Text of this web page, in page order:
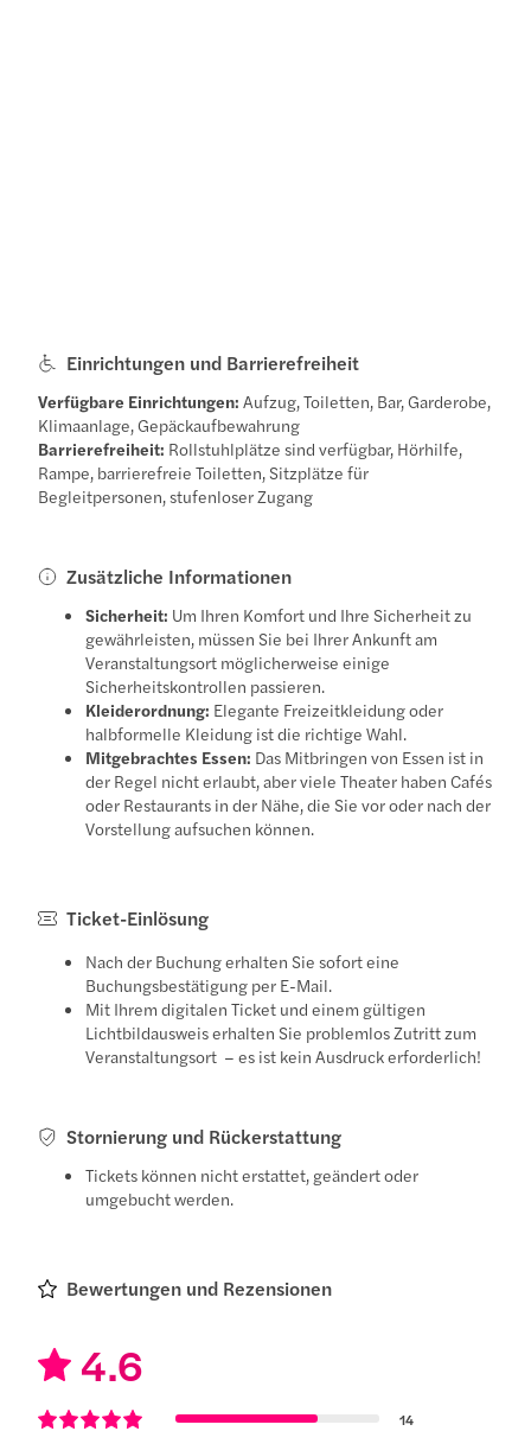
Einrichtungen und Barrierefreiheit
Verfügbare Einrichtungen: Aufzug, Toiletten, Bar, Garderobe,
Klimaanlage, Gepäckaufbewahrung
Barrierefreiheit: Rollstuhlplätze sind verfügbar, Hörhilfe,
Rampe, barrierefreie Toiletten, Sitzplätze für
Begleitpersonen, stufenloser Zugang
Zusätzliche Informationen
Sicherheit: Um Ihren Komfort und Ihre Sicherheit zu
gewährleisten, müssen Sie bei Ihrer Ankunft am
Veranstaltungsort möglicherweise einige
Sicherheitskontrollen passieren.
Kleiderordnung: Elegante Freizeitkleidung oder
halbformelle Kleidung ist die richtige Wahl.
Mitgebrachtes Essen: Das Mitbringen von Essen ist in
der Regel nicht erlaubt, aber viele Theater haben Cafés
oder Restaurants in der Nähe, die Sie vor oder nach der
Vorstellung aufsuchen können.
Ticket-Einlösung
Nach der Buchung erhalten Sie sofort eine
Buchungsbestätigung per E-Mail.
Mit Ihrem digitalen Ticket und einem gültigen
Lichtbildausweis erhalten Sie problemlos Zutritt zum
Veranstaltungsort – es ist kein Ausdruck erforderlich!
Stornierung und Rückerstattung
Tickets können nicht erstattet, geändert oder
umgebucht werden.
Bewertungen und Rezensionen
4.6
14